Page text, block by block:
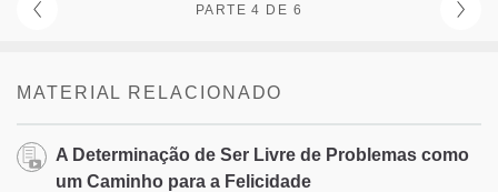
PARTE 4 DE 6
MATERIAL RELACIONADO
A Determinação de Ser Livre de Problemas como
um Caminho para a Felicidade